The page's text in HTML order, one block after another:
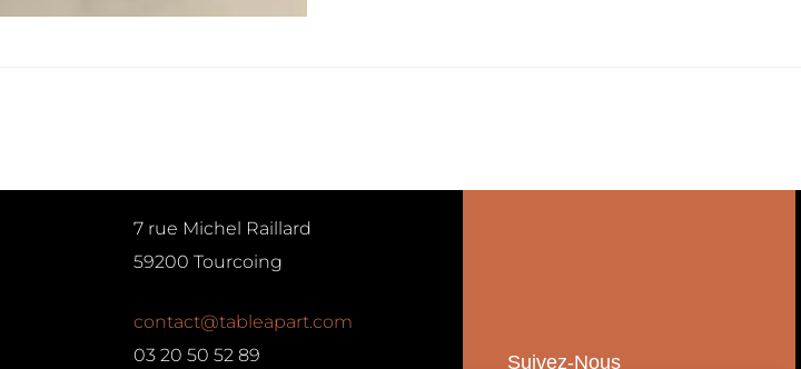
7 rue Michel Raillard
59200 Tourcoing
contact@tableapart.com
03 20 50 52 89
Suivez-Nous